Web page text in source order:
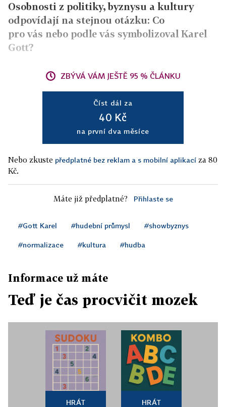
Osobnosti z politiky, byznysu a kultury
odpovídají na stejnou otázku: Co
pro vás nebo podle vás symbolizoval Karel
Gott?
ZBÝVÁ VÁM JEŠTĚ 95 % ČLÁNKU
Číst dál za
40 Kč
na první dva měsíce
Nebo zkuste předplatné bez reklam a s mobilní aplikací za 80
Kč.
Máte již předplatné? Přihlaste se
#Gott Karel #hudební průmysl #showbyznys
#normalizace #kultura #hudba
Informace už máte
Teď je čas procvičit mozek
HRÁT HRÁT